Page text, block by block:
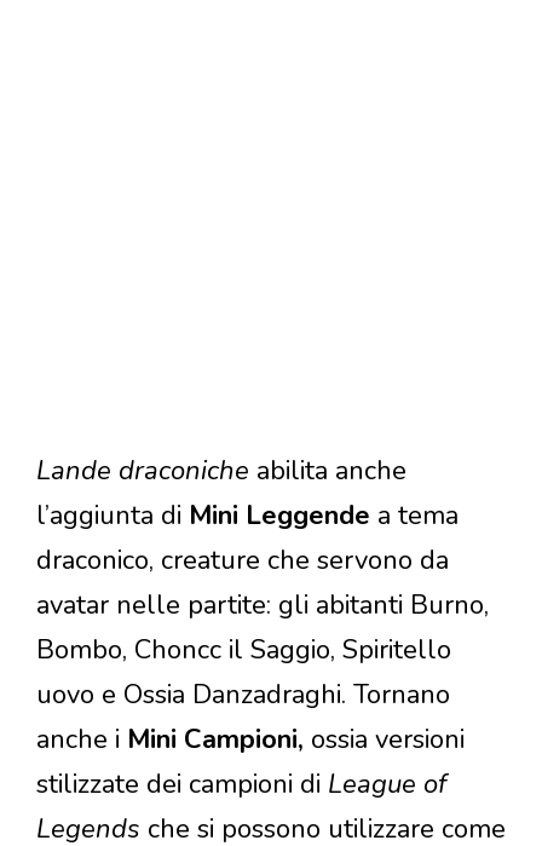
Lande draconiche abilita anche
l’aggiunta di Mini Leggende a tema
draconico, creature che servono da
avatar nelle partite: gli abitanti Burno,
Bombo, Choncc il Saggio, Spiritello
uovo e Ossia Danzadraghi. Tornano
anche i Mini Campioni, ossia versioni
stilizzate dei campioni di League of
Legends che si possono utilizzare come